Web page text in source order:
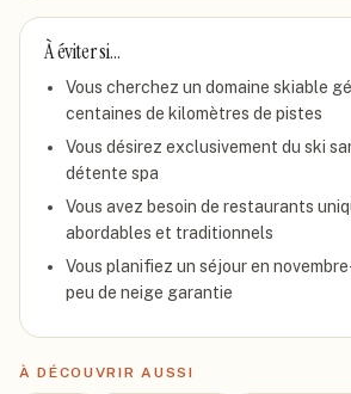
À éviter si…
Vous cherchez un domaine skiable
centaines de kilomètres de pistes
Vous désirez exclusivement du ski
détente spa
Vous avez besoin de restaurants
abordables et traditionnels
Vous planifiez un séjour en
peu de neige garantie
À DÉCOUVRIR AUSSI